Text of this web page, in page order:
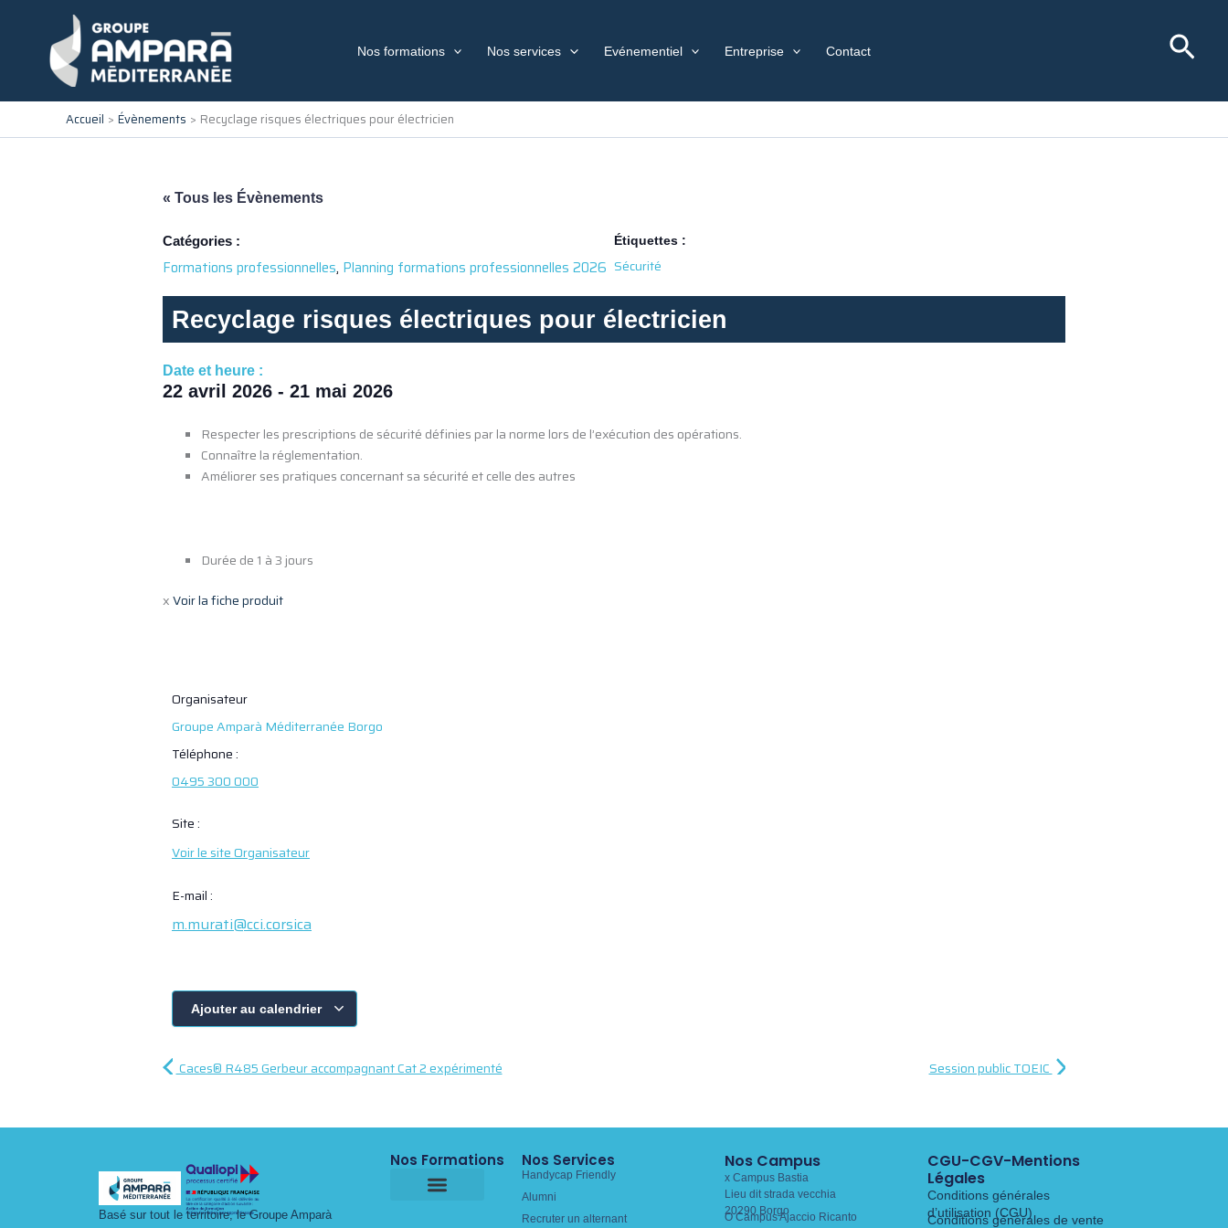
Nos formations Nos services Evénementiel Entreprise Contact
Accueil Évènements Recyclage risques électriques pour électricien
« Tous les Évènements
Catégories :
Formations professionnelles, Planning formations professionnelles 2026
Étiquettes :
Sécurité
Recyclage risques électriques pour électricien
Date et heure :
22 avril 2026 - 21 mai 2026
Respecter les prescriptions de sécurité définies par la norme lors de l’exécution des opérations.
Connaître la réglementation.
Améliorer ses pratiques concernant sa sécurité et celle des autres
Durée de 1 à 3 jours
xVoir la fiche produit
Organisateur
Groupe Amparà Méditerranée Borgo
Téléphone :
0495 300 000
Site :
Voir le site Organisateur
E-mail :
m.murati@cci.corsica
Ajouter au calendrier
Caces® R485 Gerbeur accompagnant Cat 2 expérimenté Session public TOEIC
Basé sur tout le territoire, le Groupe Amparà
Nos Formations Nos Services
Handycap Friendly
Alumni
Recruter un alternant
Nos Campus
x Campus Bastia
Lieu dit strada vecchia
20290 Borgo
O Campus Ajaccio Ricanto
CGU-CGV-Mentions
Légales
Conditions générales
d’utilisation (CGU)
Conditions générales de vente